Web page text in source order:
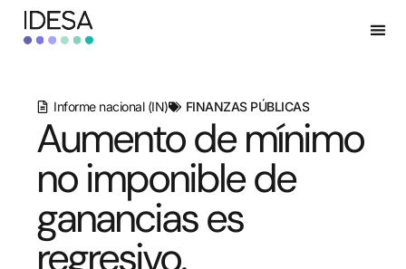
Informe nacional (IN) FINANZAS PÚBLICAS
Aumento de mínimo
no imponible de
ganancias es
regresivo.